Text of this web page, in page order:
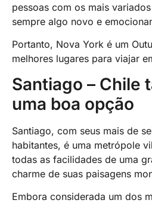
pessoas com os mais
sempre algo novo e
Portanto, Nova York é um
melhores lugares para viajar
Santiago – Chile
uma boa opção
Santiago, com seus mais de
habitantes, é uma metrópole
todas as facilidades de uma
charme de suas paisagens
Embora considerada um dos